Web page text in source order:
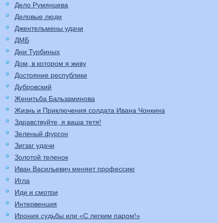
Дело Румянцева
Деловые люди
Джентельмены удачи
ДМБ
Дни Турбиных
Дом, в котором я живу
Достояние республики
Дубровский
Женитьба Бальзаминова
Жизнь и Приключения солдата Ивана Чонкина
Здравствуйте, я ваша тетя!
Зеленый фургон
Зигзаг удачи
Золотой теленок
Иван Васильевич меняет профессию
Игла
Иди и смотри
Интервенция
Ирония судьбы или «С легким паром!»